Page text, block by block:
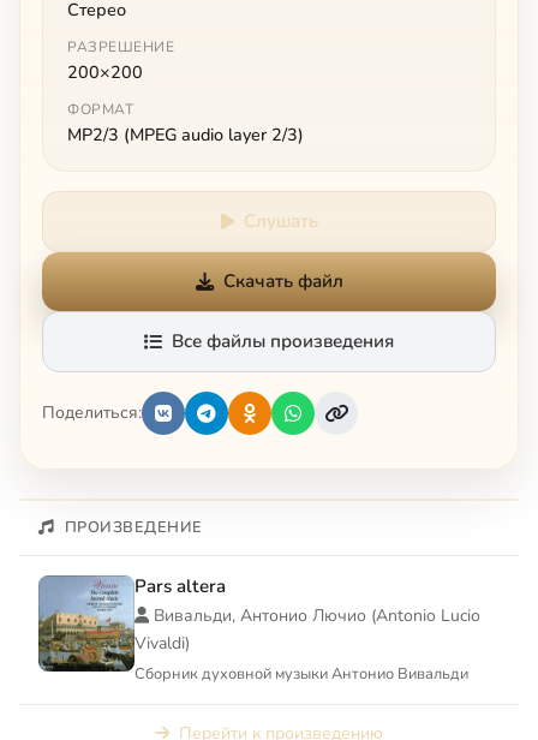
Стерео
РАЗРЕШЕНИЕ
200×200
ФОРМАТ
MP2/3 (MPEG audio layer 2/3)
Слушать
Скачать файл
Все файлы произведения
Поделиться:
ПРОИЗВЕДЕНИЕ
Pars altera
Вивальди, Антонио Лючио (Antonio Lucio
Vivaldi)
Сборник духовной музыки Антонио Вивальди
Перейти к произведению